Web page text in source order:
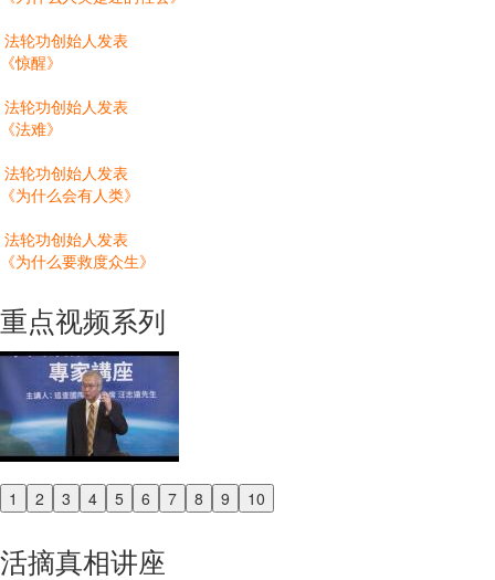
法轮功创始人发表
《惊醒》
法轮功创始人发表
《法难》
法轮功创始人发表
《为什么会有人类》
法轮功创始人发表
《为什么要救度众生》
重点视频系列
1 2 3 4 5 6 7 8 9 10
Previous
活摘真相讲座